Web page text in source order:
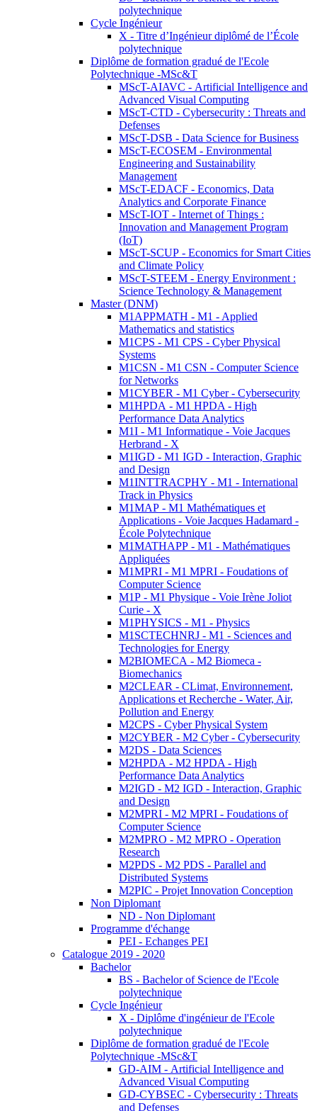
polytechnique
Cycle Ingénieur
X - Titre d’Ingénieur diplômé de l’École
polytechnique
Diplôme de formation gradué de l'Ecole
Polytechnique -MSc&T
MScT-AIAVC - Artificial Intelligence and
Advanced Visual Computing
MScT-CTD - Cybersecurity : Threats and
Defenses
MScT-DSB - Data Science for Business
MScT-ECOSEM - Environmental
Engineering and Sustainability
Management
MScT-EDACF - Economics, Data
Analytics and Corporate Finance
MScT-IOT - Internet of Things :
Innovation and Management Program
(IoT)
MScT-SCUP - Economics for Smart Cities
and Climate Policy
MScT-STEEM - Energy Environment :
Science Technology & Management
Master (DNM)
M1APPMATH - M1 - Applied
Mathematics and statistics
M1CPS - M1 CPS - Cyber Physical
Systems
M1CSN - M1 CSN - Computer Science
for Networks
M1CYBER - M1 Cyber - Cybersecurity
M1HPDA - M1 HPDA - High
Performance Data Analytics
M1I - M1 Informatique - Voie Jacques
Herbrand - X
M1IGD - M1 IGD - Interaction, Graphic
and Design
M1INTTRACPHY - M1 - International
Track in Physics
M1MAP - M1 Mathématiques et
Applications - Voie Jacques Hadamard -
École Polytechnique
M1MATHAPP - M1 - Mathématiques
Appliquées
M1MPRI - M1 MPRI - Foudations of
Computer Science
M1P - M1 Physique - Voie Irène Joliot
Curie - X
M1PHYSICS - M1 - Physics
M1SCTECHNRJ - M1 - Sciences and
Technologies for Energy
M2BIOMECA - M2 Biomeca -
Biomechanics
M2CLEAR - CLimat, Environnement,
Applications et Recherche - Water, Air,
Pollution and Energy
M2CPS - Cyber Physical System
M2CYBER - M2 Cyber - Cybersecurity
M2DS - Data Sciences
M2HPDA - M2 HPDA - High
Performance Data Analytics
M2IGD - M2 IGD - Interaction, Graphic
and Design
M2MPRI - M2 MPRI - Foudations of
Computer Science
M2MPRO - M2 MPRO - Operation
Research
M2PDS - M2 PDS - Parallel and
Distributed Systems
M2PIC - Projet Innovation Conception
Non Diplomant
ND - Non Diplomant
Programme d'échange
PEI - Echanges PEI
Catalogue 2019 - 2020
Bachelor
BS - Bachelor of Science de l'Ecole
polytechnique
Cycle Ingénieur
X - Diplôme d'ingénieur de l'Ecole
polytechnique
Diplôme de formation gradué de l'Ecole
Polytechnique -MSc&T
GD-AIM - Artificial Intelligence and
Advanced Visual Computing
GD-CYBSEC - Cybersecurity : Threats
and Defenses